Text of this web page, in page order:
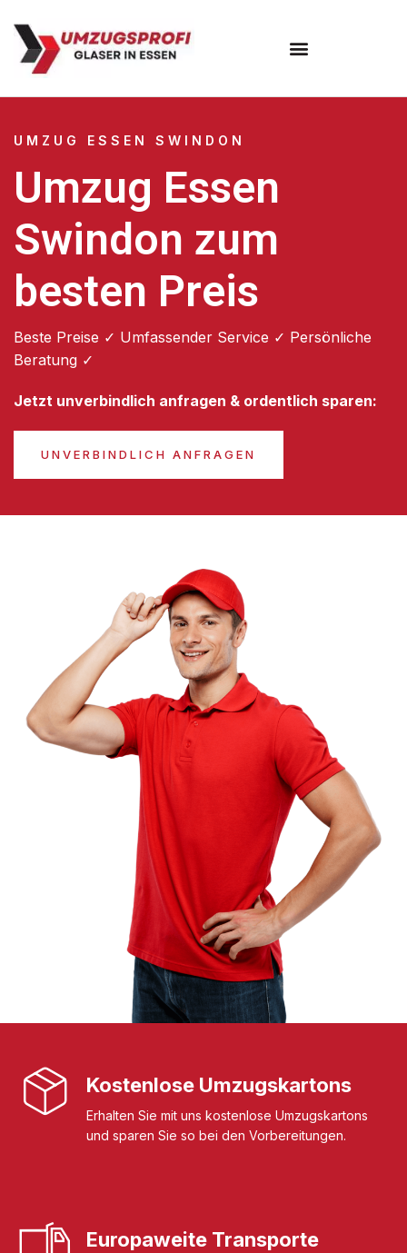
UMZUG ESSEN SWINDON
Umzug Essen
Swindon zum
besten Preis
Beste Preise ✓ Umfassender Service ✓ Persönliche
Beratung ✓
Jetzt unverbindlich anfragen & ordentlich sparen:
UNVERBINDLICH ANFRAGEN
Kostenlose Umzugskartons
Erhalten Sie mit uns kostenlose Umzugskartons
und sparen Sie so bei den Vorbereitungen.
Europaweite Transporte